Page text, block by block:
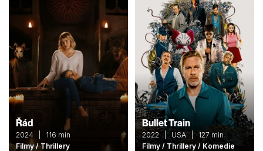
Řád
2024 | 116 min
Filmy / Thrillery
Bullet Train
2022 | USA | 127 min
Filmy / Thrillery / Komedie